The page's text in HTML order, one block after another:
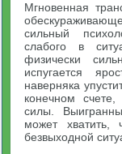
Мгновенная
сильный
слабого в
физически
испугается
наверняка
конечном счете,
силы.
может хватить,
безвыходной